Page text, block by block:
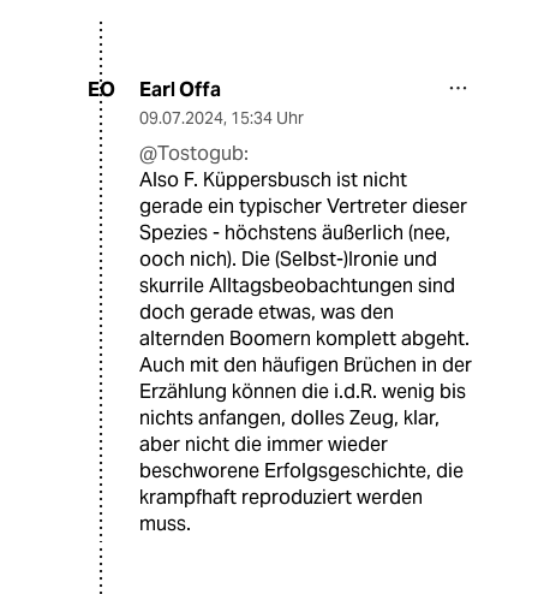
EO Earl Offa
09.07.2024, 15:34 Uhr
@Tostogub:
Also F. Küppersbusch ist nicht
gerade ein typischer Vertreter dieser
Spezies - höchstens äußerlich (nee,
ooch nich). Die (Selbst-)Ironie und
skurrile Alltagsbeobachtungen sind
doch gerade etwas, was den
alternden Boomern komplett abgeht.
Auch mit den häufigen Brüchen in der
Erzählung können die i.d.R. wenig bis
nichts anfangen, dolles Zeug, klar,
aber nicht die immer wieder
beschworene Erfolgsgeschichte, die
krampfhaft reproduziert werden
muss.